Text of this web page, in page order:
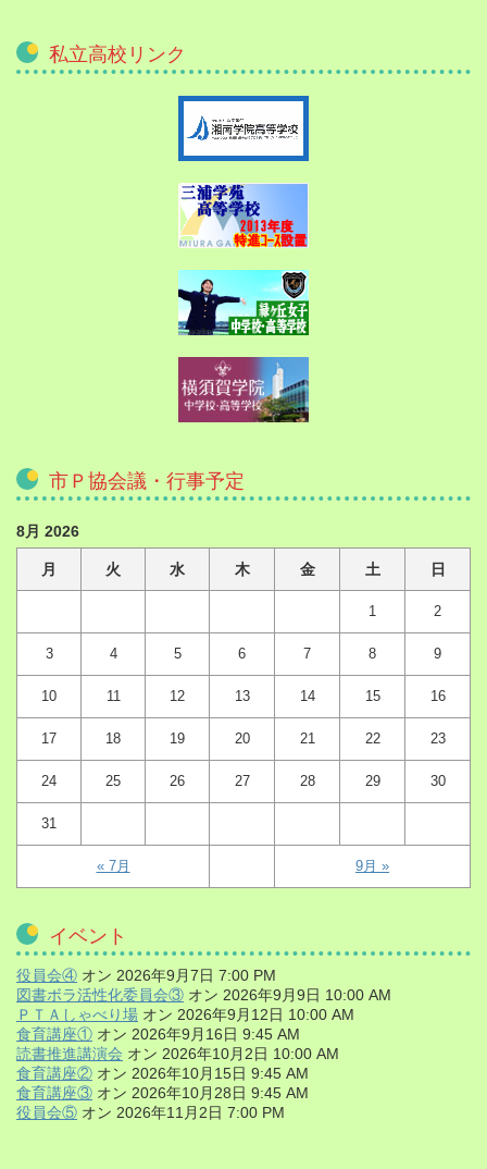
私立高校リンク
市Ｐ協会議・行事予定
8月 2026
月 火 水 木 金 土 日
1 2
3 4 5 6 7 8 9
10 11 12 13 14 15 16
17 18 19 20 21 22 23
24 25 26 27 28 29 30
31
« 7月 9月 »
イベント
役員会④ オン 2026年9月7日 7:00 PM
図書ボラ活性化委員会③ オン 2026年9月9日 10:00 AM
ＰＴＡしゃべり場 オン 2026年9月12日 10:00 AM
食育講座① オン 2026年9月16日 9:45 AM
読書推進講演会 オン 2026年10月2日 10:00 AM
食育講座② オン 2026年10月15日 9:45 AM
食育講座③ オン 2026年10月28日 9:45 AM
役員会⑤ オン 2026年11月2日 7:00 PM